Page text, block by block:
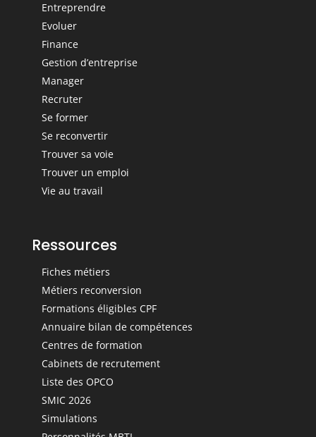
Entreprendre
Evoluer
Finance
Gestion d’entreprise
Manager
Recruter
Se former
Se reconvertir
Trouver sa voie
Trouver un emploi
Vie au travail
Ressources
Fiches métiers
Métiers reconversion
Formations éligibles CPF
Annuaire bilan de compétences
Centres de formation
Cabinets de recrutement
Liste des OPCO
SMIC 2026
Simulations